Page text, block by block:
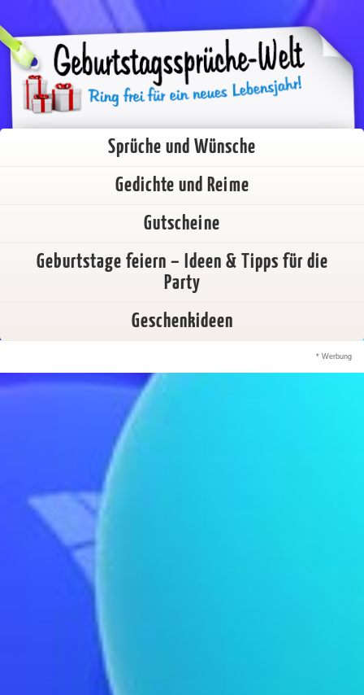
Sprüche und Wünsche
Gedichte und Reime
Gutscheine
Geburtstage feiern – Ideen & Tipps für die
Party
Geschenkideen
* Werbung